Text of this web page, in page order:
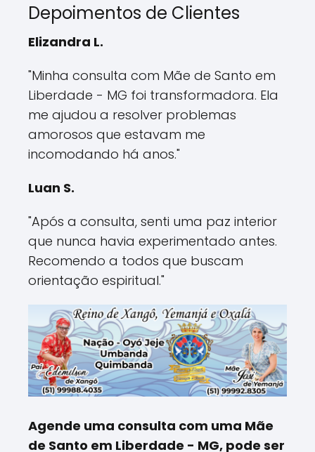
Depoimentos de Clientes
Elizandra L.
"Minha consulta com Mãe de Santo em
Liberdade - MG foi transformadora. Ela
me ajudou a resolver problemas
amorosos que estavam me
incomodando há anos."
Luan S.
"Após a consulta, senti uma paz interior
que nunca havia experimentado antes.
Recomendo a todos que buscam
orientação espiritual."
Agende uma consulta com uma Mãe
de Santo em Liberdade - MG, pode ser